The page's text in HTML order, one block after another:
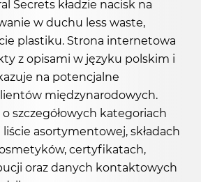
Secrets kładzie nacisk na
w duchu less waste,
plastiku. Strona internetowa
z opisami w języku polskim i
na potencjalne
międzynarodowych.
szczegółowych kategoriach
asortymentowej, składach
certyfikatach,
oraz danych kontaktowych